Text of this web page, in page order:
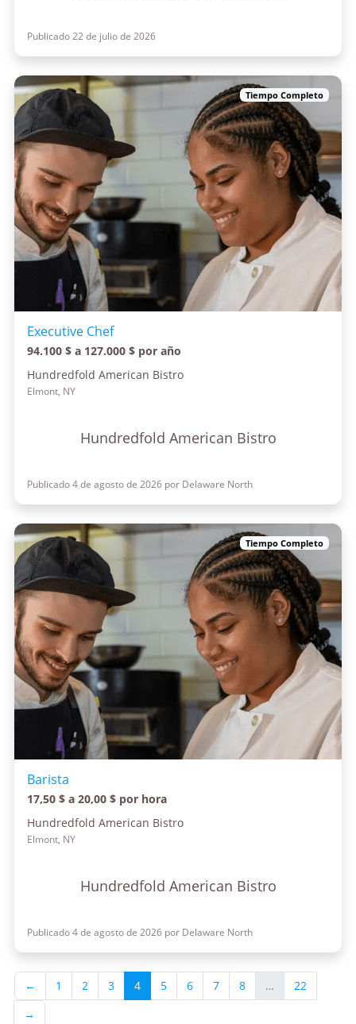
Publicado 22 de julio de 2026
Tiempo Completo
Executive Chef
94.100 $ a 127.000 $ por año
Hundredfold American Bistro
Elmont, NY
Hundredfold American Bistro
Publicado 4 de agosto de 2026 por Delaware North
Tiempo Completo
Barista
17,50 $ a 20,00 $ por hora
Hundredfold American Bistro
Elmont, NY
Hundredfold American Bistro
Publicado 4 de agosto de 2026 por Delaware North
← 1 2 3 4 5 6 7 8 …
22
→